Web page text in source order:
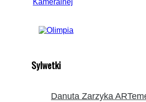
Sylwetki
Danuta Zarzyka